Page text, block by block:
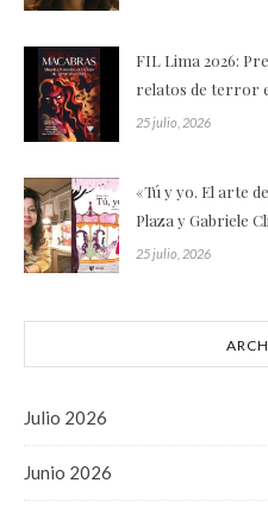
FIL Lima 2026:
relatos de terror
25 julio, 2026
«Tú y yo. El arte
Plaza y Gabriele
25 julio, 2026
Julio 2026
Junio 2026